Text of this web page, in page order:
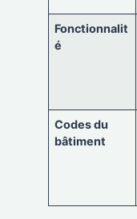
Fonctionnalit
é
Codes du
bâtiment